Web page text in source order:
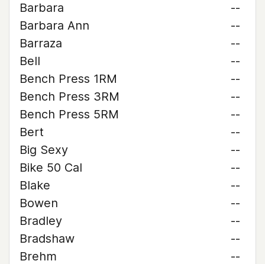
Barbara
--
Barbara Ann
--
Barraza
--
Bell
--
Bench Press 1RM
--
Bench Press 3RM
--
Bench Press 5RM
--
Bert
--
Big Sexy
--
Bike 50 Cal
--
Blake
--
Bowen
--
Bradley
--
Bradshaw
--
Brehm
--